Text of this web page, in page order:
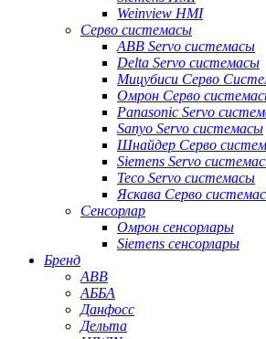
Weinview HMI
Серво системасы
ABB Servo системасы
Delta Servo системасы
Мицубиси Серво
Омрон Серво
Panasonic Servo
Sanyo Servo системасы
Шнайдер Серво
Siemens Servo
Teco Servo системасы
Яскава Серво
Сенсорлар
Омрон сенсорлары
Siemens сенсорлары
Бренд
ABB
АББА
Данфосс
Дельта